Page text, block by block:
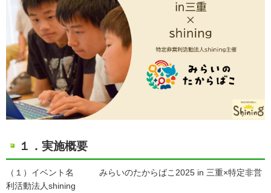
１．実施概要
（１）イベント名 みらいのたからばこ2025 in 三重×特定非営
利活動法人shining